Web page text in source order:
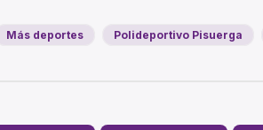
Más deportes Polideportivo Pisuerga